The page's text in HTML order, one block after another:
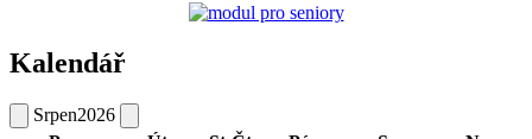
Kalendář
Srpen2026